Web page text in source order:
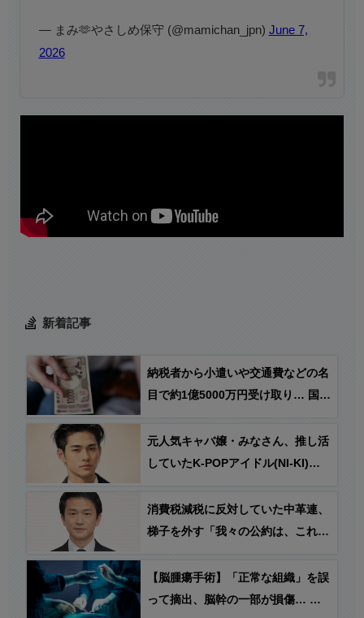
— まみ🫶やさしめ保守 (@mamichan_jpn) June 7,
2026
新着記事
納税者から小遣いや交通費などの名
目で約1億5000万円受け取り… 国税
元人気キャバ嬢・みなさん、推し活
していたK-POPアイドル(NI-KI)の
配信中に死亡 → NI-KIが謝罪文を発
表とのフェイク情報が拡散
消費税減税に反対していた中革連、
梯子を外す「我々の公約は、これか
【脳腫瘍手術】「正常な組織」を誤
って摘出、脳幹の一部が損傷… 患